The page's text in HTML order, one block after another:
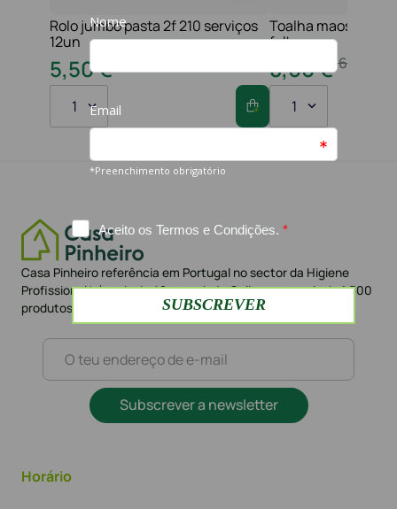
Rolo jumbo pasta 2f 210 serviços
12un
5,50€
1
Toalha maos 2f
folhas
16
8,60€
1
Casa Pinheiro referência em Portugal no sector da Higiene
Profissional há mais de 42 anos. Loja Online com mais de 1.500
produtos e mais de 10.000 clientes
Subscrever a newsletter
Horário